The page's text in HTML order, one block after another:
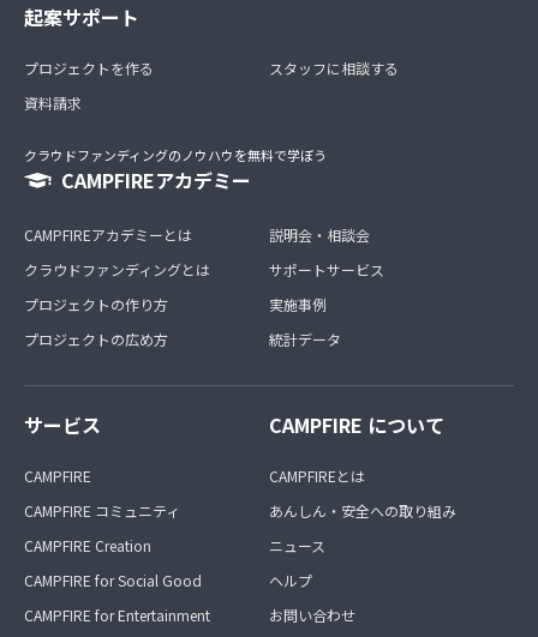
起案サポート
プロジェクトを作る
資料請求
スタッフに相談する
クラウドファンディングのノウハウを無料で学ぼう
CAMPFIREアカデミー
CAMPFIREアカデミーとは
クラウドファンディングとは
プロジェクトの作り方
プロジェクトの広め方
説明会・相談会
サポートサービス
実施事例
統計データ
サービス
CAMPFIRE
CAMPFIRE コミュニティ
CAMPFIRE Creation
CAMPFIRE for Social Good
CAMPFIRE for Entertainment
CAMPFIRE について
CAMPFIREとは
あんしん・安全への取り組み
ニュース
ヘルプ
お問い合わせ